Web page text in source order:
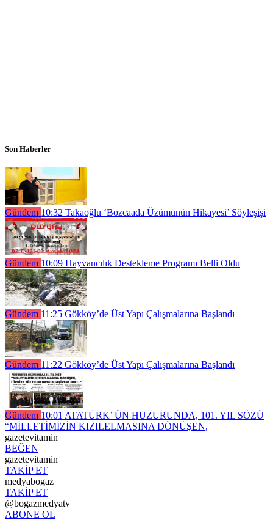
Son Haberler
Gündem 10:32 Takaoğlu ‘Bozcaada Üzümünün Hikayesi’ Söyleşişi
Gündem 10:09 Hayvancılık Destekleme Programı Belli Oldu
Gündem 11:25 Gökköy’de Üst Yapı Çalışmalarına Başlandı
Gündem 11:22 Gökköy’de Üst Yapı Çalışmalarına Başlandı
Gündem 10:01 ATATÜRK’ ÜN HUZURUNDA, 101. YIL SÖZÜ
“MİLLETİMİZİN KIZILELMASINA DÖNÜŞEN,
gazetevitamin
BEĞEN
gazetevitamin
TAKİP ET
medyabogaz
TAKİP ET
@bogazmedyatv
ABONE OL